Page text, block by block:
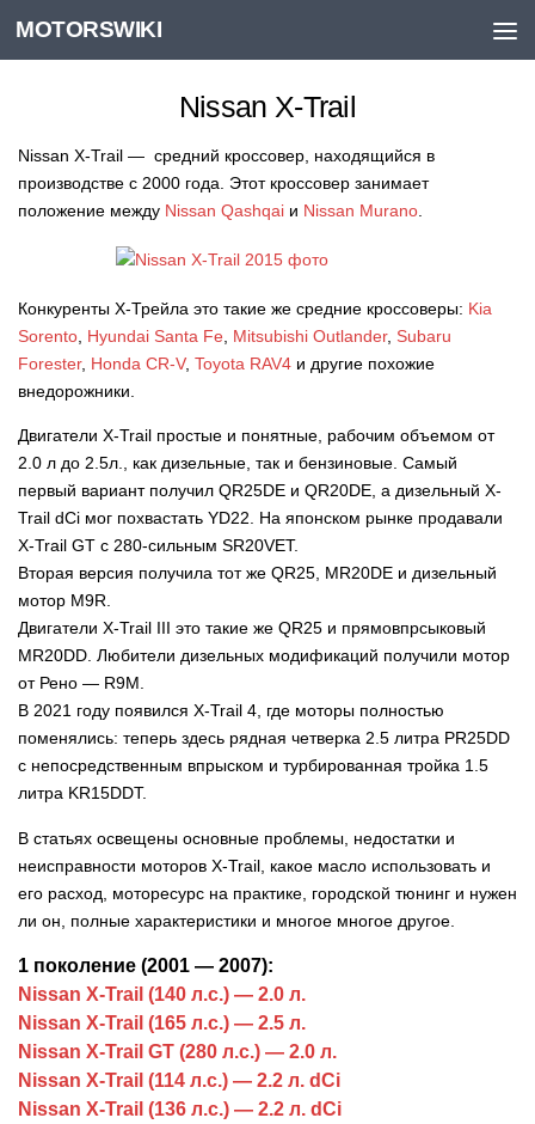
Skip to content
MOTORSWIKI
Nissan X-Trail
Nissan X-Trail — средний кроссовер, находящийся в
производстве с 2000 года. Этот кроссовер занимает
положение между Nissan Qashqai и Nissan Murano
Конкуренты Х-Трейла это такие же средние кроссоверы: Kia
Sorento Hyundai Santa Fe Mitsubishi Outlander, Subaru
Forester, Honda CR-V, Toyota RAV4 и другие похожие
внедорожники.
Двигатели X-Trail простые и понятные, рабочим объемом от
2.0 л до 2.5л., как дизельные, так и бензиновые. Самый
первый вариант получил QR25DE и QR20DE, а дизельный X-
Trail dCi мог похвастать YD22. На японском рынке продавали
X-Trail GT с 280-сильным SR20VET.
Вторая версия получила тот же QR25, MR20DE и дизельный
мотор M9R.
Двигатели X-Trail III это такие же QR25 и прямовпрсыковый
MR20DD. Любители дизельных модификаций получили мотор
от Рено — R9M.
В 2021 году появился X-Trail 4, где моторы полностью
поменялись: теперь здесь рядная четверка 2.5 литра PR25DD
с непосредственным впрыском и турбированная тройка 1.5
литра KR15DDT.
В статьях освещены основные проблемы, недостатки и
неисправности моторов X-Trail, какое масло использовать и
его расход, моторесурс на практике, городской тюнинг и нужен
ли он, полные характеристики и многое многое другое.
1 поколение (2001 — 2007):
Nissan X-Trail (140 л.с.) — 2.0 л.
Nissan X-Trail (165 л.с.) — 2.5 л.
Nissan X-Trail GT (280 л.с.) — 2.0 л.
Nissan X-Trail (114 л.с.) — 2.2 л. dCi
Nissan X-Trail (136 л.с.) — 2.2 л. dCi